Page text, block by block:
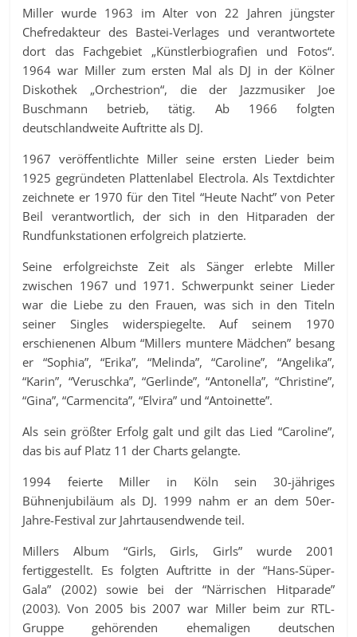
Miller wurde 1963 im Alter von 22 Jahren jüngster
Chefredakteur des Bastei-Verlages und verantwortete
dort das Fachgebiet „Künstlerbiografien und Fotos“.
1964 war Miller zum ersten Mal als DJ in der Kölner
Diskothek „Orchestrion“, die der Jazzmusiker Joe
Buschmann betrieb, tätig. Ab 1966 folgten
deutschlandweite Auftritte als DJ.
1967 veröffentlichte Miller seine ersten Lieder beim
1925 gegründeten Plattenlabel Electrola. Als Textdichter
zeichnete er 1970 für den Titel “Heute Nacht” von Peter
Beil verantwortlich, der sich in den Hitparaden der
Rundfunkstationen erfolgreich platzierte.
Seine erfolgreichste Zeit als Sänger erlebte Miller
zwischen 1967 und 1971. Schwerpunkt seiner Lieder
war die Liebe zu den Frauen, was sich in den Titeln
seiner Singles widerspiegelte. Auf seinem 1970
erschienenen Album “Millers muntere Mädchen” besang
er “Sophia”, “Erika”, “Melinda”, “Caroline”, “Angelika”,
“Karin”, “Veruschka”, “Gerlinde”, “Antonella”, “Christine”,
“Gina”, “Carmencita”, “Elvira” und “Antoinette”.
Als sein größter Erfolg galt und gilt das Lied “Caroline”,
das bis auf Platz 11 der Charts gelangte.
1994 feierte Miller in Köln sein 30-jähriges
Bühnenjubiläum als DJ. 1999 nahm er an dem 50er-
Jahre-Festival zur Jahrtausendwende teil.
Millers Album “Girls, Girls, Girls” wurde 2001
fertiggestellt. Es folgten Auftritte in der “Hans-Süper-
Gala” (2002) sowie bei der “Närrischen Hitparade”
(2003). Von 2005 bis 2007 war Miller beim zur RTL-
Gruppe gehörenden ehemaligen deutschen